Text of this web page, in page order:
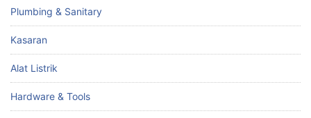
Plumbing & Sanitary
Kasaran
Alat Listrik
Hardware & Tools